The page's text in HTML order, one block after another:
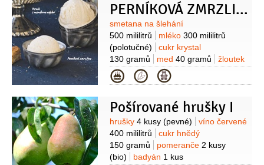
4 decilitry
skořice1 kus
(svitek)
badyán 3 kusy
50 gramů
moučka kukuřičná (škrob)
1 lžička
šťáva citronová
citronu)
Na dokončení:
třešně
3 lžíce
čokoláda hořká4 lžíce
(hoblinky, čokoláda z řady Lindt
PERNÍKOVÁ ZMRZLINA
Suroviny
smetana na šlehání
500 mililitrů
mléko 300 mililitrů
(polotučné)
cukr krystal
130 gramů
med 40 gramů
žloutek
5 kusů
skořice1 kus
(svitek)
hřebíček5 kusů
badyán
Kategorie
Pošírované hrušky I
Suroviny
hrušky 4 kusy (pevné)
víno červené
400 mililitrů
cukr hnědý
150 gramů
pomeranče 2 kusy
(bio)
badyán 1 kus